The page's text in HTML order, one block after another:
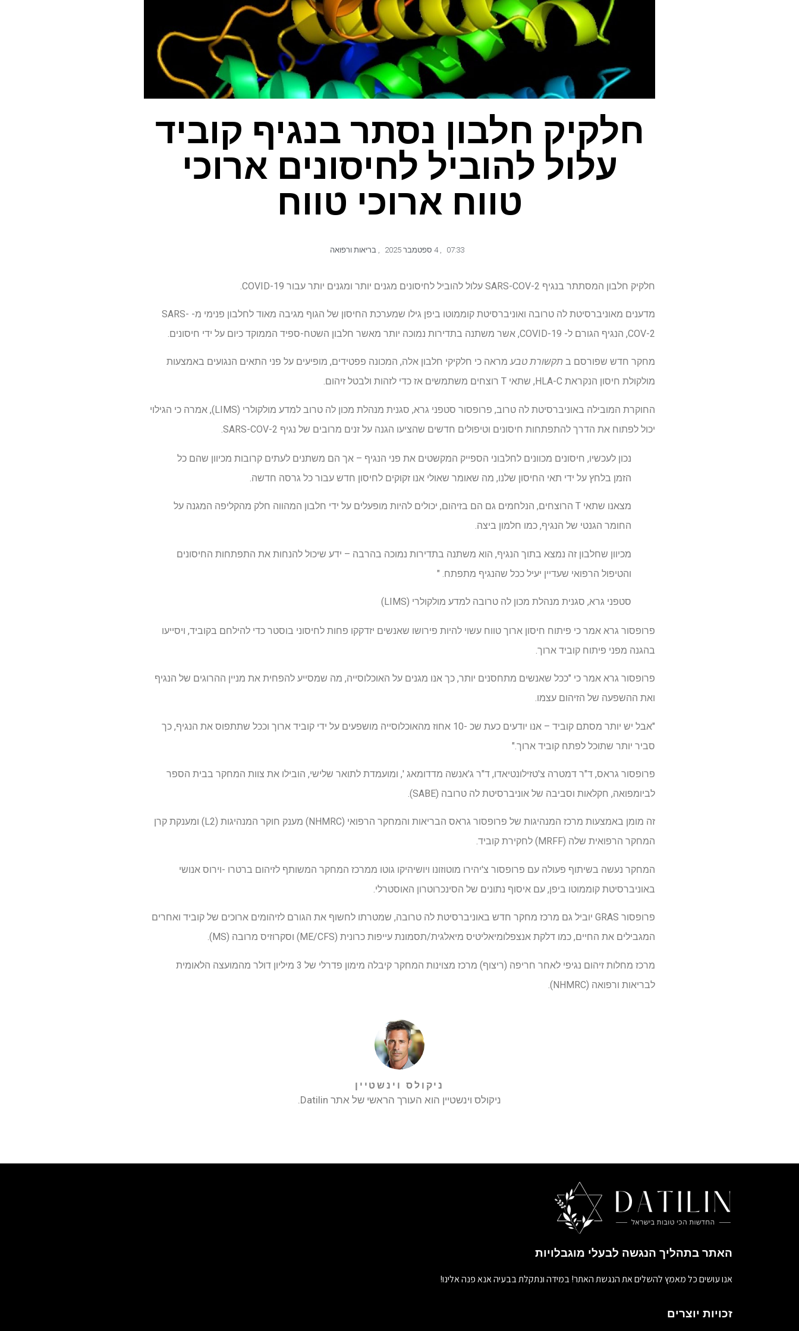
חלקיק חלבון נסתר בנגיף קוביד
עלול להוביל לחיסונים ארוכי
טווח ארוכי טווח
07:33
, 4 ספטמבר 2025 , בריאות ורפואה
חלקיק חלבון המסתתר בנגיף SARS-COV-2 עלול להוביל לחיסונים מגנים יותר ומגנים יותר עבור COVID-19.
מדענים מאוניברסיטת לה טרובה ואוניברסיטת קוממוטו ביפן גילו שמערכת החיסון של הגוף מגיבה מאוד לחלבון פנימי מ- SARS-
COV-2, הנגיף הגורם ל- COVID-19, אשר משתנה בתדירות נמוכה יותר מאשר חלבון השטח-ספיד הממוקד כיום על ידי חיסונים.
מחקר חדש שפורסם ב תקשורת טבעמראה כי חלקיקי חלבון אלה, המכונה פפטידים, מופיעים על פני התאים הנגועים באמצעות
מולקולת חיסון הנקראת HLA-C, שתאי T רוצחים משתמשים אז כדי לזהות ולבטל זיהום.
החוקרת המובילה באוניברסיטת לה טרוב, פרופסור סטפני גרא, סגנית מנהלת מכון לה טרוב למדע מולקולרי (LIMS), אמרה כי הגילוי
יכול לפתוח את הדרך להתפתחות חיסונים וטיפולים חדשים שהציעו הגנה על זנים מרובים של נגיף SARS-COV-2.
נכון לעכשיו, חיסונים מכוונים לחלבוני הספייק המקשטים את פני הנגיף – אך הם משתנים לעתים קרובות מכיוון שהם כל
הזמן בלחץ על ידי תאי החיסון שלנו, מה שאומר שאולי אנו זקוקים לחיסון חדש עבור כל גרסה חדשה.
מצאנו שתאי T הרוצחים, הנלחמים גם הם בזיהום, יכולים להיות מופעלים על ידי חלבון המהווה חלק מהקליפה המגנה על
החומר הגנטי של הנגיף, כמו חלמון ביצה.
מכיוון שחלבון זה נמצא בתוך הנגיף, הוא משתנה בתדירות נמוכה בהרבה – ידע שיכול להנחות את התפתחות החיסונים
והטיפול הרפואי שעדיין יעיל ככל שהנגיף מתפתח. "
סטפני גרא, סגנית מנהלת מכון לה טרובה למדע מולקולרי (LIMS)
פרופסור גרא אמר כי פיתוח חיסון ארוך טווח עשוי להיות פירושו שאנשים יזדקקו פחות לחיסוני בוסטר כדי להילחם בקוביד, ויסייעו
בהגנה מפני פיתוח קוביד ארוך.
פרופסור גרא אמר כי "ככל שאנשים מתחסנים יותר, כך אנו מגנים על האוכלוסייה, מה שמסייע להפחית את מניין ההרוגים של הנגיף
ואת ההשפעה של הזיהום עצמו.
"אבל יש יותר מסתם קוביד – אנו יודעים כעת שכ -10 אחוז מהאוכלוסייה מושפעים על ידי קוביד ארוך וככל שתתפוס את הנגיף, כך
סביר יותר שתוכל לפתח קוביד ארוך."
פרופסור גראס, ד"ר דמטרה צ'טזילונטיאדו, ד"ר ג'אנשה מדדומאג ', ומועמדת לתואר שלישי, הובילו את צוות המחקר בבית הספר
לביומפואה, חקלאות וסביבה של אוניברסיטת לה טרובה (SABE).
זה מומן באמצעות מרכז המנהיגות של פרופסור גראס הבריאות והמחקר הרפואי (NHMRC) מענק חוקר המנהיגות (L2) ומענקת קרן
המחקר הרפואית שלה (MRFF) לחקירת קוביד.
המחקר נעשה בשיתוף פעולה עם פרופסור צ'יהירו מוטוזונו ויושיהיקו גוטו ממרכז המחקר המשותף לזיהום ברטרו -וירוס אנושי
באוניברסיטת קוממוטו ביפן, עם איסוף נתונים של הסינכרוטרון האוסטרלי.
פרופסור GRAS יוביל גם מרכז מחקר חדש באוניברסיטת לה טרובה, שמטרתו לחשוף את הגורם לזיהומים ארוכים של קוביד ואחרים
המגבילים את החיים, כמו דלקת אנצפלומיאליטיס מיאלגית/תסמונת עייפות כרונית (ME/CFS) וסקרוזיס מרובה (MS).
מרכז מחלות זיהום נגיפי לאחר חריפה (ריצוף) מרכז מצוינות המחקר קיבלה מימון פדרלי של 3 מיליון דולר מהמועצה הלאומית
לבריאות ורפואה (NHMRC).
ניקולס וינשטיין
ניקולס וינשטיין הוא העורך הראשי של אתר Datilin.
האתר בתהליך הנגשה לבעלי מוגבלויות
אנו עושים כל מאמץ להשלים את הנגשת האתר! במידה ונתקלת בבעיה אנא פנה אלינו!
זכויות יוצרים